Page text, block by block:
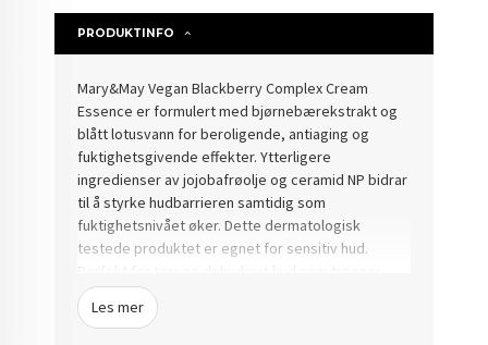
PRODUKTINFO
Mary&MayVegan Blackberry Complex Cream
Essence er formulert med bjørnebærekstrakt og
blått lotusvann for beroligende, antiaging og
fuktighetsgivende effekter.Ytterligere
ingredienser av jojobafrøolje og ceramid NP bidrar
til å styrke hudbarrieren samtidig som
fuktighetsnivået øker.Dette dermatologisk
testede produktet er egnet for sensitiv hud.
intens fuktighet og næring.
Husk å riste flasken grundig for å blande krem- og
Les mer